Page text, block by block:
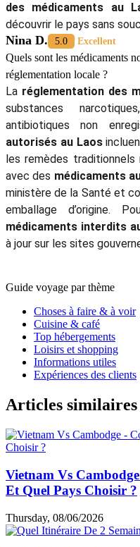
des médicaments au
découvrir le pays sans
Nina D. 5.0 Excellent
Quels sont les médicaments
réglementation locale ?
La réglementation des
substances
antibiotiques non
autorisés au Laos
les remèdes
avec des médicaments
ministère de la Santé et
emballage d’origine.
médicaments interdits
à jour sur les sites
Guide voyage par thème
Choses à faire & à voir
Cuisine & café
Top hébergements
Loisirs et shopping
Informations utiles
Expériences des clients
Articles similaires
Vietnam Vs
Et Quel Pays Choisir ?
Thursday, 08/06/2026